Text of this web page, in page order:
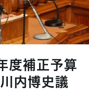
度補正予算
内博史議